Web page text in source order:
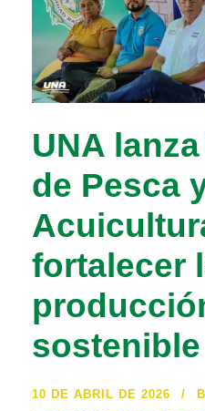
UNA
de Pesca
fortalecer
sostenible
10 DE ABRIL DE 2026